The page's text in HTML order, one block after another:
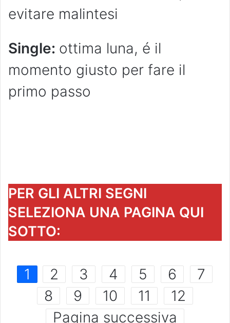
evitare malintesi
Single: ottima luna, é il
momento giusto per fare il
primo passo
PER GLI ALTRI SEGNI
SELEZIONA UNA PAGINA QUI
SOTTO:
1 2 3 4 5 6
7
8
9 10 11
12
Pagina successiva